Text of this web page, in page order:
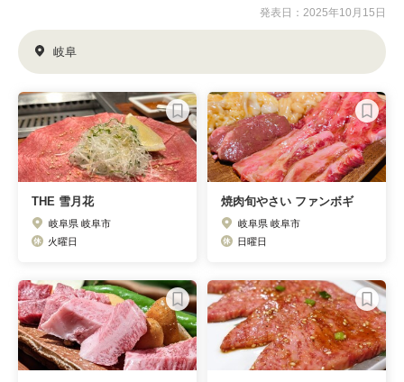
発表日：2025年10月15日
岐阜
THE 雪月花
岐阜県 岐阜市
火曜日
焼肉旬やさい ファンボギ
岐阜県 岐阜市
日曜日